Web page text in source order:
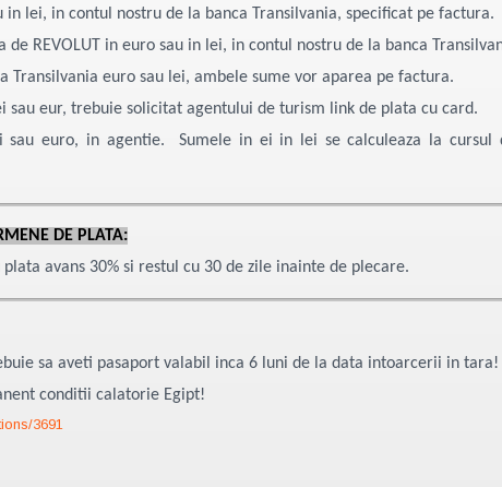
in lei, in contul nostru de la banca Transilvania, specificat pe factura.
de REVOLUT in euro sau in lei, in contul nostru de la banca
Transilvania euro sau lei, ambele sume vor aparea pe factura.
sau eur, trebuie solicitat agentului de turism link de plata cu card.
sau euro, in agentie. Sumele in ei in lei se calculeaza la cursul
DE PLATA:
avans 30% si restul cu 30 de zile inainte de plecare.
sa aveti pasaport valabil inca 6 luni de la data intoarcerii in tara!
conditii calatorie Egipt!
3691